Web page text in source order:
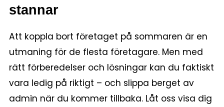
stannar
Att koppla bort företaget på sommaren är en
utmaning för de flesta företagare. Men med
rätt förberedelser och lösningar kan du faktiskt
vara ledig på riktigt – och slippa berget av
admin när du kommer tillbaka. Låt oss visa dig